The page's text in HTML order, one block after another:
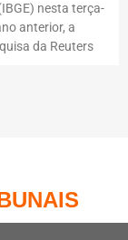
nesta terça-
anterior, a
da Reuters